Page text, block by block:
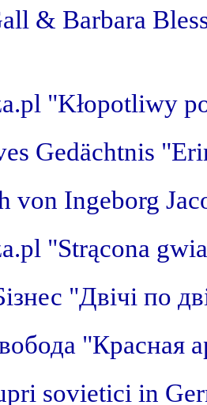
& Barbara
"Kłopotliwy
Gedächtnis
von Ingeborg
"Strącona
"Двічі по
"Красная
sovietici in